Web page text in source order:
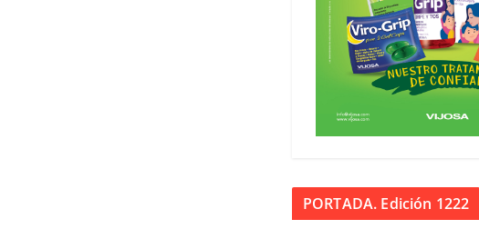
PORTADA. Edición 1222